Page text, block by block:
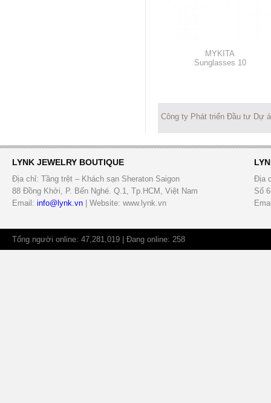
MYKITA
Sunglasses 10
Công ty Phát triển Đầu tư Dự
LYNK JEWELRY BOUTIQUE
Địa chỉ: Tầng trệt – Khách sạn Sheraton Saigon
88 Đồng Khởi, P. Bến Nghé. Q.1, Tp.HCM, Việt Nam
Email: info@lynk.vn | Website: www.lynk.vn
Địa
Số
Tổng người online: 47,281,019 | Đang online: 258